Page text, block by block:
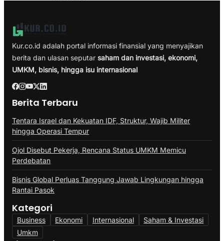
Kur.co.id adalah portal informasi finansial yang menyajikan
berita dan ulasan seputar saham dan investasi, ekonomi,
UMKM, bisnis, hingga isu internasional
Berita Terbaru
Tentara Israel dan Kekuatan IDF, Struktur, Wajib Militer
hingga Operasi Tempur
Ojol Disebut Pekerja, Rencana Status UMKM Memicu
Perdebatan
Bisnis Global Perluas Tanggung Jawab Lingkungan hingga
Rantai Pasok
Kategori
Business Ekonomi Internasional
Saham & Investasi
Umkm